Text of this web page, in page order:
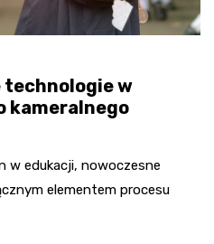
technologie w
kameralnego
w edukacji, nowoczesne
elementem procesu